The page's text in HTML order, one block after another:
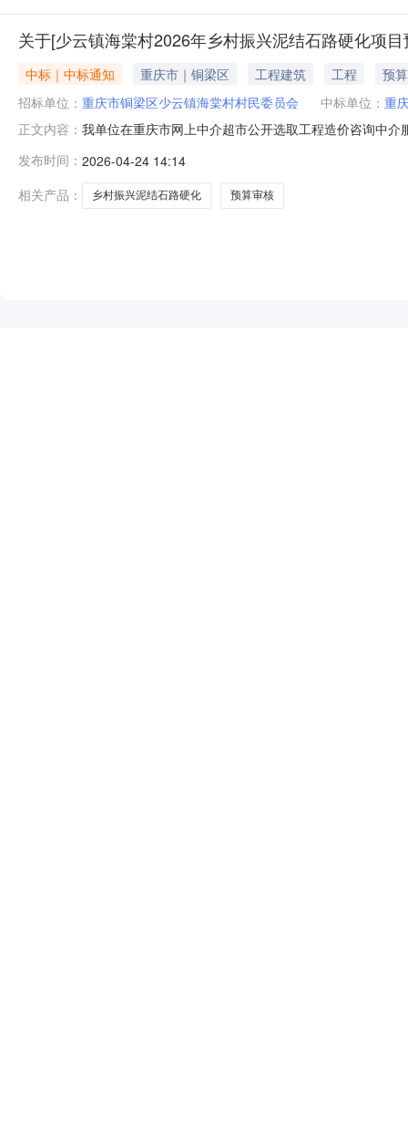
关于[少云镇海棠村2026年乡村振兴泥结石路硬化项
中标｜中标通知 重庆市｜铜梁区 工程建筑 工程
预
招标单位： 重庆市铜梁区少云镇海棠村村民委员会 中标单位： 重
正文内容： 我单位在重庆市网上中介超市公开选取工程造价咨询中
定包干价，固定包干价为2500元。选取时间2026-04-
97号中选金额￥
发布时间： 2026-04-24 14:14
相关产品：
乡村振兴泥结石路硬化 预算审核